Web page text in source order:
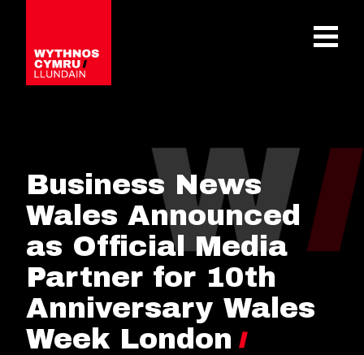
OPEN
Business News
Wales Announced
as Official Media
Partner for 10th
Anniversary Wales
Week London